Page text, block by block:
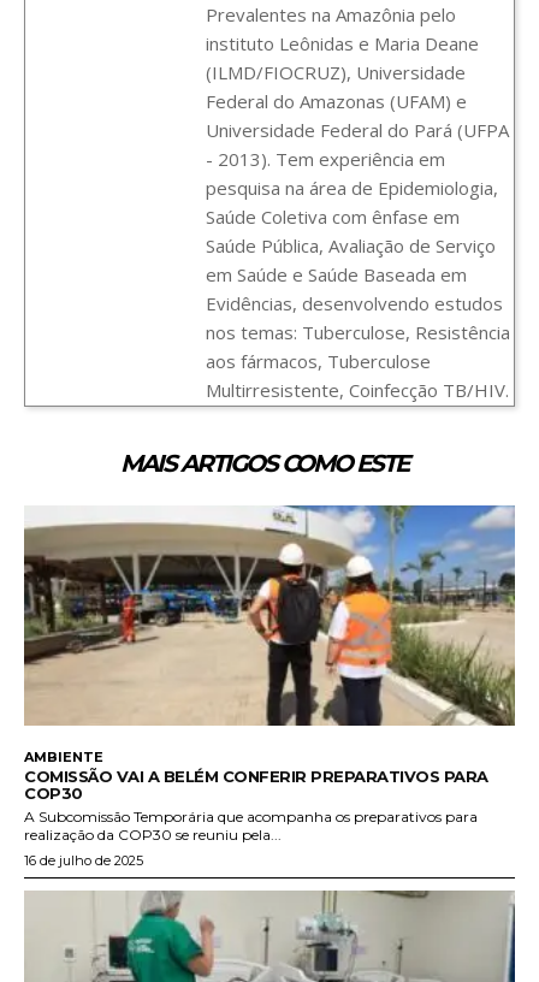
Prevalentes na Amazônia pelo
instituto Leônidas e Maria Deane
(ILMD/FIOCRUZ), Universidade
Federal do Amazonas (UFAM) e
Universidade Federal do Pará (UFPA
- 2013). Tem experiência em
pesquisa na área de Epidemiologia,
Saúde Coletiva com ênfase em
Saúde Pública, Avaliação de Serviço
em Saúde e Saúde Baseada em
Evidências, desenvolvendo estudos
nos temas: Tuberculose, Resistência
aos fármacos, Tuberculose
Multirresistente, Coinfecção TB/HIV.
MAIS ARTIGOS COMO ESTE
AMBIENTE
COMISSÃO VAI A BELÉM CONFERIR PREPARATIVOS PARA
COP30
A Subcomissão Temporária que acompanha os preparativos para
realização da COP30 se reuniu pela...
16 de julho de 2025